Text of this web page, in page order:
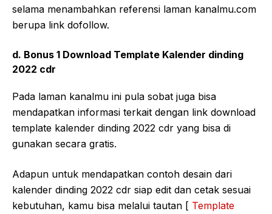
selama menambahkan referensi laman kanalmu.com
berupa link dofollow.
d. Bonus 1 Download Template Kalender dinding
2022 cdr
Pada laman kanalmu ini pula sobat juga bisa
mendapatkan informasi terkait dengan link download
template kalender dinding 2022 cdr yang bisa di
gunakan secara gratis.
Adapun untuk mendapatkan contoh desain dari
kalender dinding 2022 cdr siap edit dan cetak sesuai
kebutuhan, kamu bisa melalui tautan [ Template